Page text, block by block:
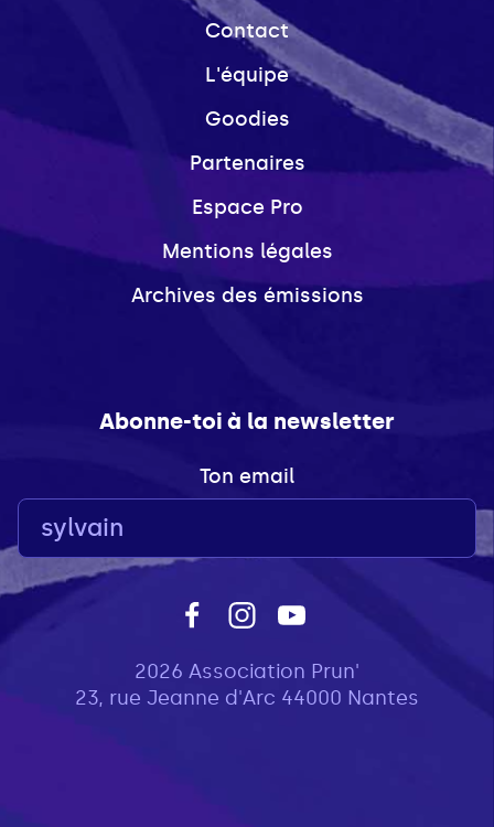
Contact
L'équipe
Goodies
Partenaires
Espace Pro
Mentions légales
Archives des émissions
Abonne-toi à la newsletter
Ton email
2026 Association Prun'
23, rue Jeanne d'Arc 44000 Nantes